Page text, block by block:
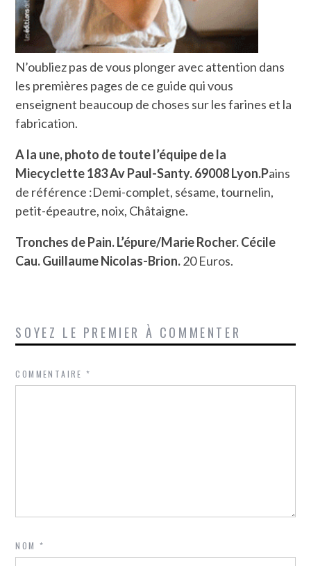
N’oubliez pas de vous plonger avec attention dans
les premières pages de ce guide qui vous
enseignent beaucoup de choses sur les farines et la
fabrication.
A la une, photo de toute l’équipe de la
Miecyclette 183 Av Paul-Santy. 69008 Lyon.Pains
de référence :Demi-complet, sésame, tournelin,
petit-épeautre, noix, Châtaigne.
Tronches de Pain. L’épure/Marie Rocher. Cécile
Cau. Guillaume Nicolas-Brion.20 Euros.
SOYEZ LE PREMIER À COMMENTER
COMMENTAIRE*
NOM*